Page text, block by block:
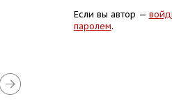
Если вы автор —
паролем.